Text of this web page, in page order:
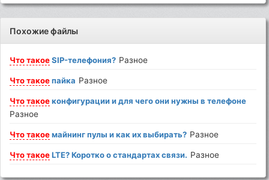
Похожие файлы
Что такоеSIP-телефония? Разное
Что такоепайка Разное
Что такоеконфигурации и для чего они нужны в телефоне
Разное
Что такоемайнинг пулы и как их выбирать? Разное
Что такоеLTE? Коротко о стандартах связи. Разное